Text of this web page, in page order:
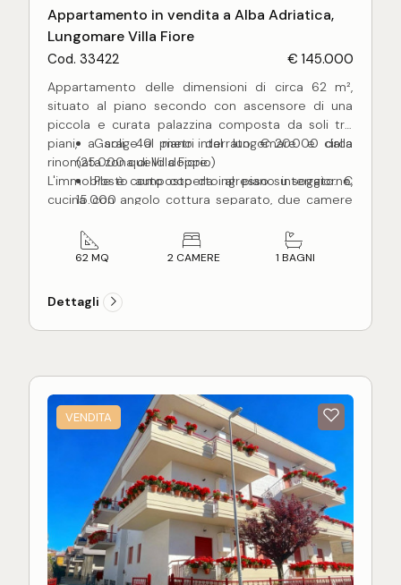
Appartamento in vendita a Alba Adriatica,
Lungomare Villa Fiore
Cod. 33422 € 145.000
Appartamento delle dimensioni di circa 62 m²,
situato al piano secondo con ascensore di una
piccola e curata palazzina composta da soli tre
piani, a soli 40 metri dal lungomare e dalla
rinomata zona di Villa Fiore.
L'immobile è composto da ingresso su soggiorno,
cucina con angolo cottura separato, due camere
bagno finestrato con box doccia e un disimpegno
nella zona notte. Completano la proprietà uno
per pranzi e cene all'aperto durante la bella
stagione.
autonomo a metano con caldaia a condensazione,
pavimenti in parquet nella zona notte, infissi in
legno di douglas con vetro singolo e finiture in stile
classico, tipiche dell'epoca di costruzione.
Soluzione ideale sia come residenza principale
che come casa vacanze, grazie alla posizione
invidiabile a pochi passi dal lungomare e dalla
pineta nella tranquilla zona di Villa Fiore, con servizi
raggiungibili comodamente a piedi.
Possibilità di acquisto, con prezzo da computare a
Garage al piano interrato: € 20.000 circa
(25.000 quello doppio)
Posto auto coperto al piano interrato: €
15.000
6.000
Cantina al piano interrato: € 5.000
62 MQ 2 CAMERE 1 BAGNI
Dettagli
VENDITA